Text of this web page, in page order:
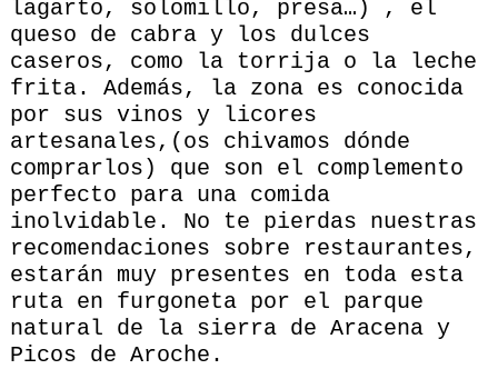
lagarto, solomillo, presa…) , el
queso de cabra y los dulces
caseros, como la torrija o la leche
frita. Además, la zona es conocida
por sus vinos y licores
artesanales,(os chivamos dónde
comprarlos) que son el complemento
perfecto para una comida
inolvidable. No te pierdas nuestras
recomendaciones sobre restaurantes,
estarán muy presentes en toda esta
ruta en furgoneta por el parque
natural de la sierra de Aracena y
Picos de Aroche.